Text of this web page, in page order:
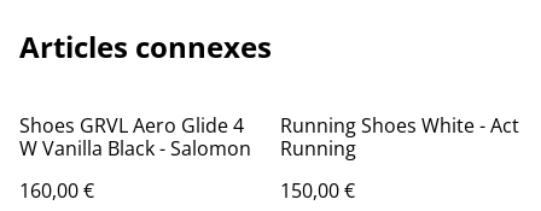
Articles connexes
Shoes GRVL Aero Glide 4
W Vanilla Black - Salomon
160,00 €
Running Shoes White - Act
Running
150,00 €